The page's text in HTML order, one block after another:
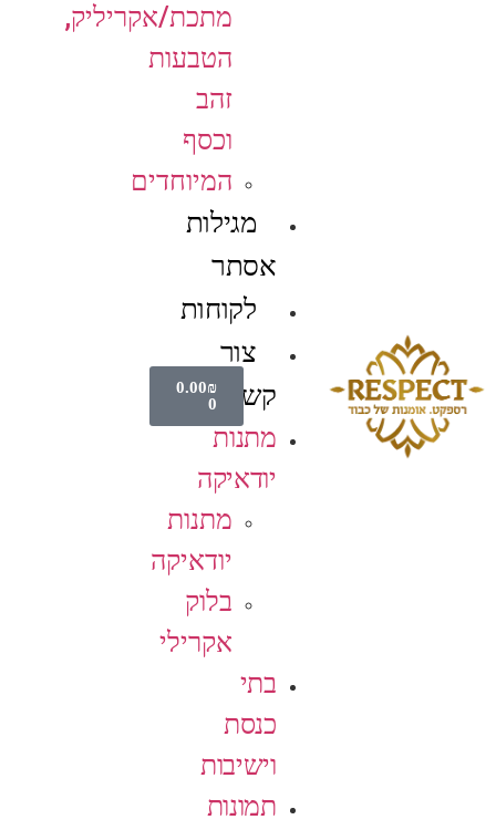
מתכת/אקריליק,
הטבעות
זהב
וכסף
המיוחדים
מגילות
אסתר
לקוחות
צור
קשר
מתנות
יודאיקה
מתנות
יודאיקה
בלוק
אקרילי
בתי
כנסת
וישיבות
תמונות
0.00₪
0